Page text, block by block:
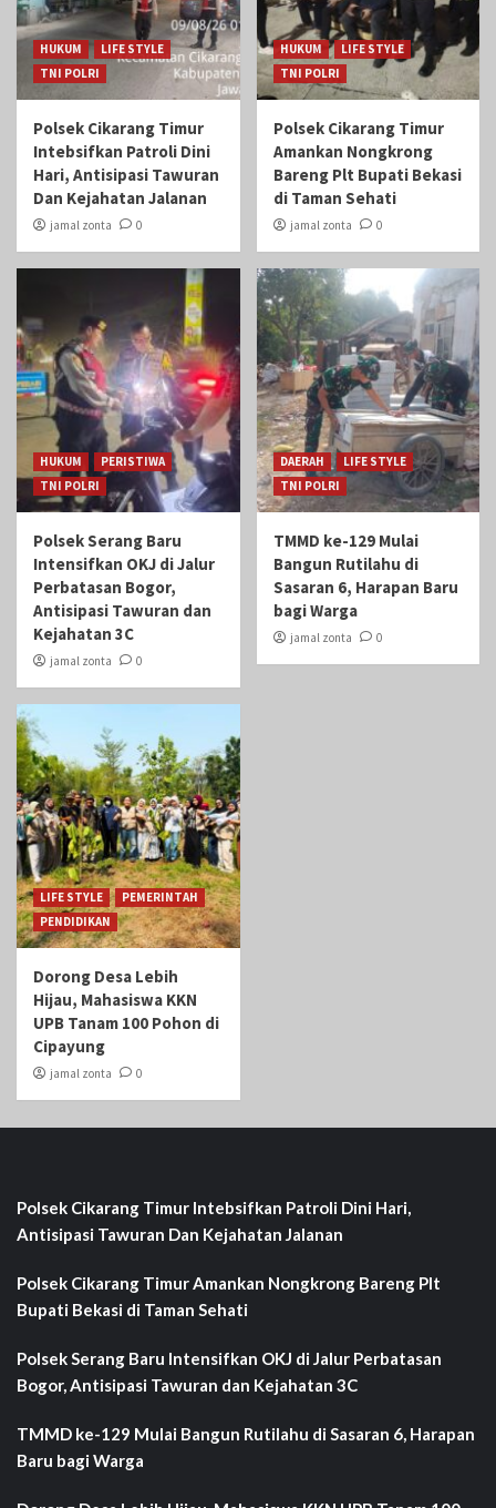
HUKUM
LIFE STYLE
TNI POLRI
Polsek Cikarang Timur
Intebsifkan Patroli Dini
Hari, Antisipasi Tawuran
Dan Kejahatan Jalanan
jamal zonta 0
HUKUM
LIFE STYLE
TNI POLRI
Polsek Cikarang Timur
Amankan Nongkrong
Bareng Plt Bupati Bekasi
di Taman Sehati‎
jamal zonta 0
HUKUM
PERISTIWA
TNI POLRI
Polsek Serang Baru
Intensifkan OKJ di Jalur
Perbatasan Bogor,
Antisipasi Tawuran dan
Kejahatan 3C
jamal zonta 0
DAERAH
LIFE STYLE
TNI POLRI
TMMD ke-129 Mulai
Bangun Rutilahu di
Sasaran 6, Harapan Baru
bagi Warga
jamal zonta 0
LIFE STYLE
PEMERINTAH
PENDIDIKAN
Dorong Desa Lebih
Hijau, Mahasiswa KKN
UPB Tanam 100 Pohon di
Cipayung
jamal zonta 0
Polsek Cikarang Timur Intebsifkan Patroli Dini Hari,
Antisipasi Tawuran Dan Kejahatan Jalanan
Polsek Cikarang Timur Amankan Nongkrong Bareng Plt
Bupati Bekasi di Taman Sehati‎
Polsek Serang Baru Intensifkan OKJ di Jalur Perbatasan
Bogor, Antisipasi Tawuran dan Kejahatan 3C
TMMD ke-129 Mulai Bangun Rutilahu di Sasaran 6, Harapan
Baru bagi Warga